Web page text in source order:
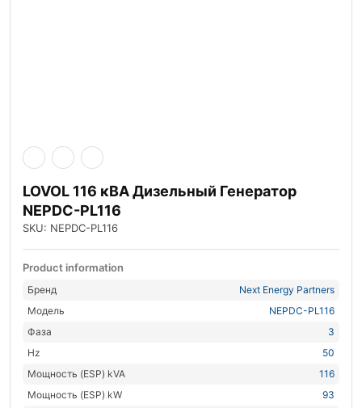
LOVOL 116 кВА Дизельный Генератор
NEPDC-PL116
SKU: NEPDC-PL116
Product information
Бренд
Next Energy Partners
Модель
NEPDC-PL116
Фаза
3
Hz
50
Мощность (ESP) kVA
116
Мощность (ESP) kW
93